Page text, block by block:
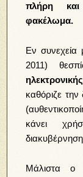
πλήρη και
φακέλωμα.
Εν συνεχεία
2011)
καθόριζε την
κάνει
Μάλιστα ο